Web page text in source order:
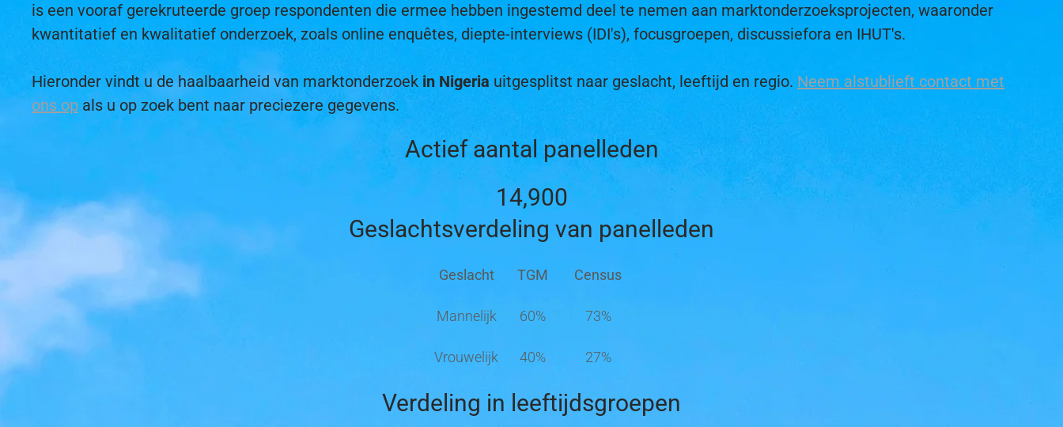
is een vooraf gerekruteerde groep respondenten die ermee hebben ingestemd deel te nemen aan marktonderzoeksprojecten, waaronder
kwantitatief en kwalitatief onderzoek, zoals online enquêtes, diepte-interviews (IDI's), focusgroepen, discussiefora en IHUT's.
Hieronder vindt u de haalbaarheid van marktonderzoek in Nigeria uitgesplitst naar geslacht, leeftijd en regio. Neem alstublieft contact met
ons op als u op zoek bent naar preciezere gegevens.
Actief aantal panelleden
14,900
Geslachtsverdeling van panelleden
Geslacht TGM Census
Mannelijk 60% 73%
Vrouwelijk 40% 27%
Verdeling in leeftijdsgroepen